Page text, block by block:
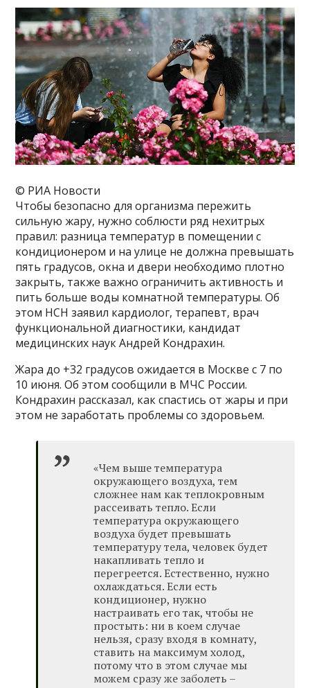
© РИА Новости
Чтобы безопасно для организма пережить
сильную жару, нужно соблюсти ряд нехитрых
правил: разница температур в помещении с
кондиционером и на улице не должна превышать
пять градусов, окна и двери необходимо плотно
закрыть, также важно ограничить активность и
пить больше воды комнатной температуры. Об
этом НСН заявил кардиолог, терапевт, врач
функциональной диагностики, кандидат
медицинских наук Андрей Кондрахин.
Жара до +32 градусов ожидается в Москве с 7 по
10 июня. Об этом сообщили в МЧС России.
Кондрахин рассказал, как спастись от жары и при
этом не заработать проблемы со здоровьем.
«Чем выше температура
окружающего воздуха, тем
сложнее нам как теплокровным
рассеивать тепло. Если
температура окружающего
воздуха будет превышать
температуру тела, человек будет
накапливать тепло и
перегреется. Естественно, нужно
охлаждаться. Если есть
кондиционер, нужно
настраивать его так, чтобы не
простыть: ни в коем случае
нельзя, сразу входя в комнату,
ставить на максимум холод,
потому что в этом случае мы
можем сразу же заболеть –